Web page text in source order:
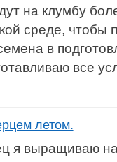
на клумбу
среде, чтобы
в
все
летом.
я выращиваю